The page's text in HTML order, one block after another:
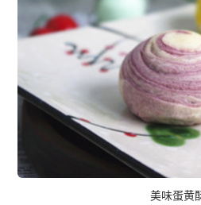
美味蛋黄